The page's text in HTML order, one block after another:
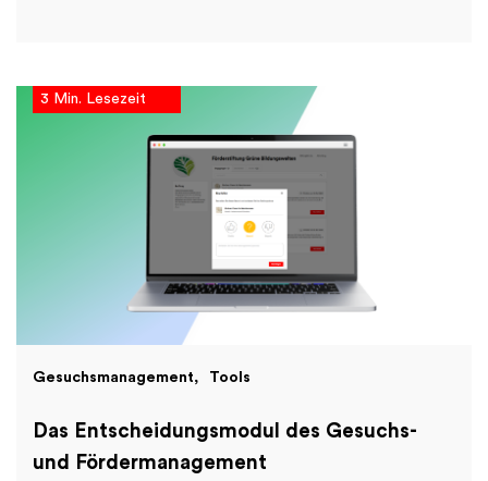
3 Min. Lesezeit
Gesuchsmanagement Tools
Das Entscheidungsmodul des Gesuchs-
und Fördermanagement